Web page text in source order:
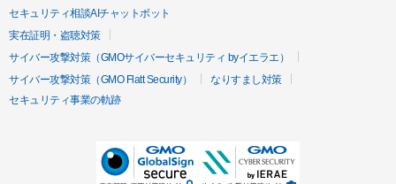
セキュリティ相談AIチャットボット
実在証明・盗聴対策
サイバー攻撃対策（GMOサイバーセキュリティ byイエラエ）
サイバー攻撃対策（GMO Flatt Security）
なりすまし対策
セキュリティ事業の軌跡